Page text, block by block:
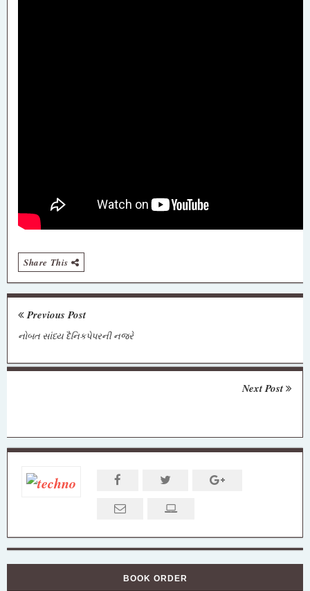
Share This
Previous Post
નોબત સાંધ્ય દૈનિકપેપરની નજરે
Next Post
BOOK ORDER